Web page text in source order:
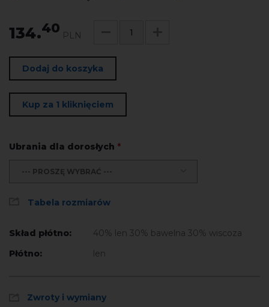
134.40 PLN
Dodaj do koszyka
Kup za 1 kliknięciem
Ubrania dla dorosłych *
--- PROSZĘ WYBRAĆ ---
Tabela rozmiarów
Skład płótno:
40% len 30% bawelna 30% wiscoza
Płótno:
len
Zwroty i wymiany